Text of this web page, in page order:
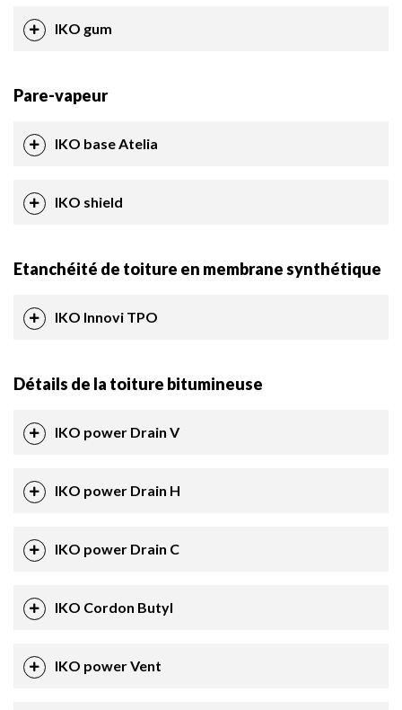
IKO gum
Pare-vapeur
IKO base Atelia
IKO shield
Etanchéité de toiture en membrane synthétique
IKO Innovi TPO
Détails de la toiture bitumineuse
IKO power Drain V
IKO power Drain H
IKO power Drain C
IKO Cordon Butyl
IKO power Vent